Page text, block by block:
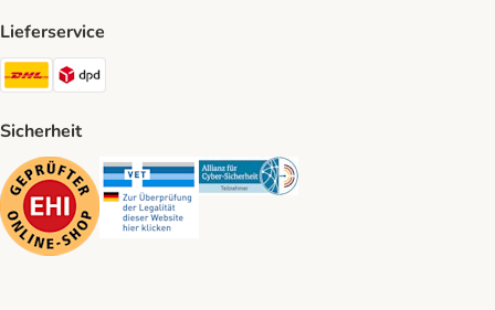
Lieferservice
DHL Shipping Method
Sicherheit
Security Security Security